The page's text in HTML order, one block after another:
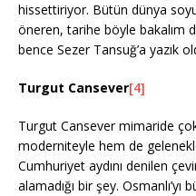
hissettiriyor. Bütün dünya
öneren, tarihe böyle bakalım
bence Sezer Tansuğ’a yazık
Turgut Cansever[4]
Turgut Cansever mimaride
moderniteyle hem de
Cumhuriyet aydını denilen
alamadığı bir şey.